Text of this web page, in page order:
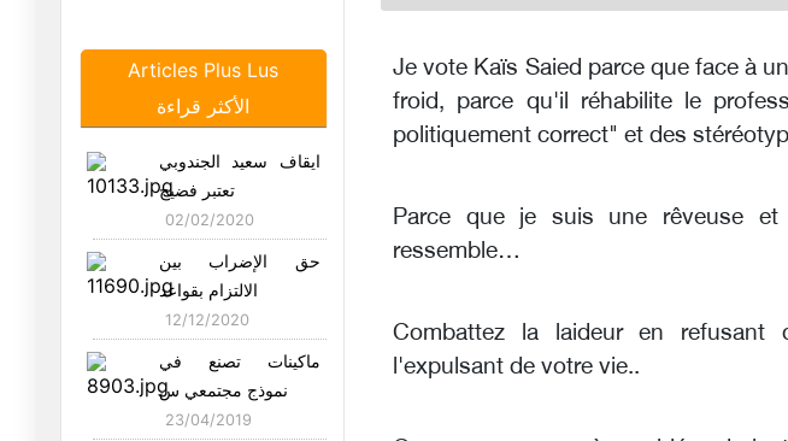
Quand le Loufoque
Rejoint le P
15/12/2015
Falbala, le ret
01/12/2015
30/11/2015
Articles Plus Lus
الأكثر قراءة
ايقاف سعيد الجندوبي
تعتبر فضيح
02/02/2020
حق الإضراب بين
الالتزام بقواعد
12/12/2020
ماكينات تصنع في
نموذج مجتمعي س
23/04/2019
Je vote Kaïs Saied parce que face à
froid, parce qu'il réhabilite le
politiquement correct" et des
Parce que je suis une rêveuse
ressemble…
Combattez la laideur en
l'expulsant de votre vie..